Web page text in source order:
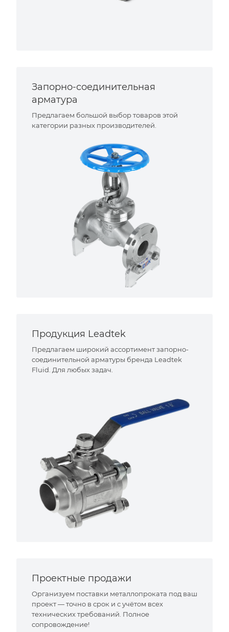
Запорно-соединительная
арматура
Предлагаем большой выбор товаров этой
категории разных производителей.
Продукция Leadtek
Предлагаем широкий ассортимент запорно-
соединительной арматуры бренда Leadtek
Fluid. Для любых задач.
Проектные продажи
Организуем поставки металлопроката под ваш
проект — точно в срок и с учётом всех
технических требований. Полное
сопровождение!